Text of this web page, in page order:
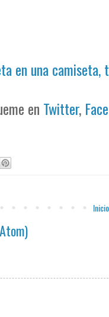
en una camiseta,
en Twitter,
Inicio